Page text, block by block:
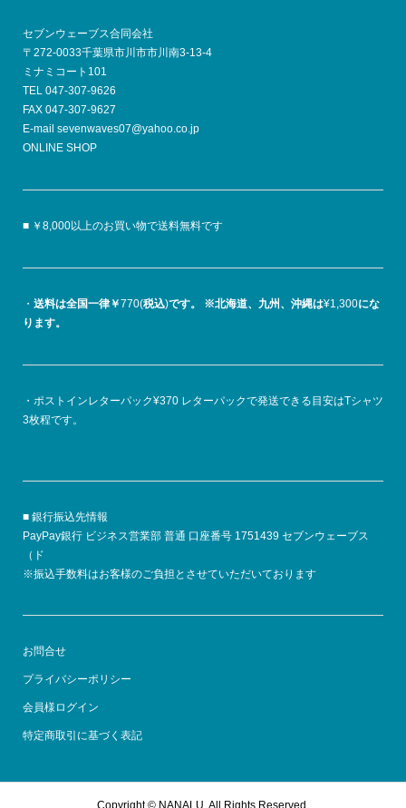
セブンウェーブス合同会社
〒272-0033千葉県市川市市川南3-13-4
ミナミコート101
TEL 047-307-9626
FAX 047-307-9627
E-mail sevenwaves07@yahoo.co.jp
ONLINE SHOP
■ ￥8,000以上のお買い物で送料無料です
・ 送料は全国一律￥770(税込)です。 ※北海道、九州、沖縄は¥1,300にな
ります。
・ポストインレターパック¥370 レターパックで発送できる目安はTシャツ
3枚程です。
■ 銀行振込先情報
PayPay銀行 ビジネス営業部 普通 口座番号 1751439 セブンウェーブス
（ド
※振込手数料はお客様のご負担とさせていただいております
お問合せ
プライバシーポリシー
会員様ログイン
特定商取引に基づく表記